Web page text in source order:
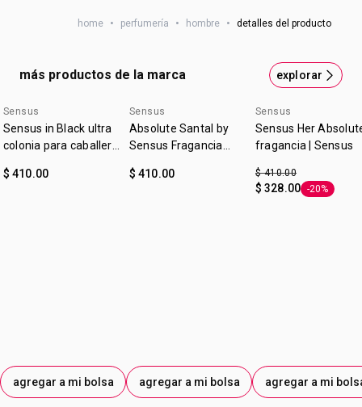
Sensus Admirable, una impactante fragancia para Él
home • perfumería • hombre • detalles del producto
más productos de la marca explorar
Sensus
Sensus in Black ultra
colonia para caballero
Sensus
$ 410.00
agregar a mi bolsa
Sensus
Absolute Santal by
Sensus Fragancia
$ 410.00
agregar a mi bolsa
Sensus
Sensus Her
fragancia | Sensus
$ 410.00
$ 328.00 Etiqueta -
-20%
agregar a mi